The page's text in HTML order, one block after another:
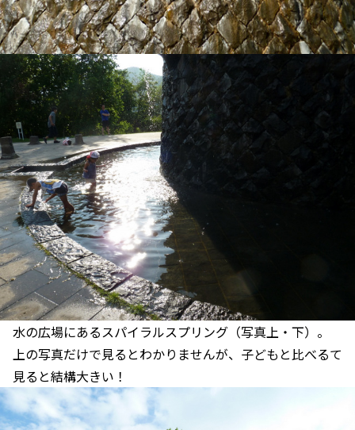
水の広場にあるスパイラルスプリング（写真上・下）。
上の写真だけで見るとわかりませんが、子どもと比べるて
見ると結構大きい！